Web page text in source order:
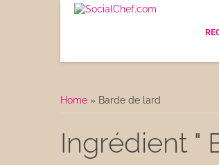
Home » Barde de lard
Ingrédient "